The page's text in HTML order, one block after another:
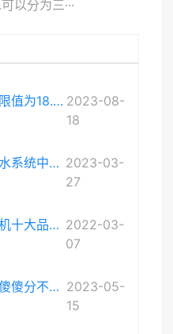
以分为三···
为什么超纯水电阻率的极限值为18.248MΩ·cm而不是无限大？ 2023-08-
18
一文搞懂实验室纯水超纯水系统中电导率与电阻率的关系 2023-03-
27
水问讲堂丨实验室超纯水机十大品牌排序和详细介绍 2022-03-
07
纯水和净水的区别，别再傻傻分不清啦。 2023-05-
15